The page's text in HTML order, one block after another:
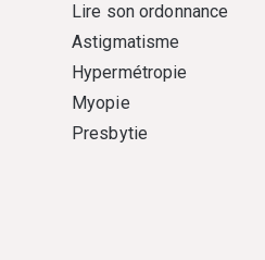
Lire son ordonnance
Astigmatisme
Hypermétropie
Myopie
Presbytie